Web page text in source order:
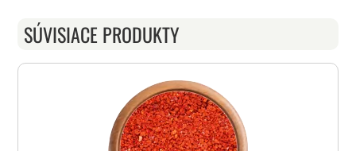
SÚVISIACE PRODUKTY